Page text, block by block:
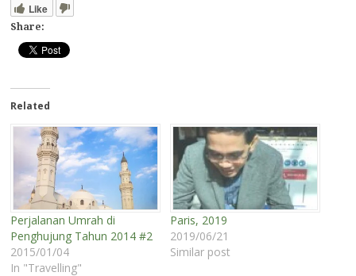
Like
Share:
Related
Perjalanan Umrah di
Penghujung Tahun 2014 #2
2015/01/04
In "Travelling"
Paris, 2019
2019/06/21
Similar post